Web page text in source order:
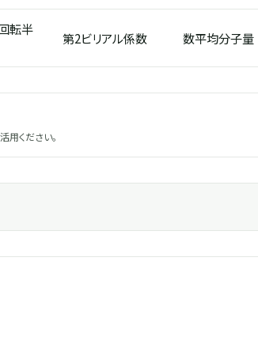
転半
第2ビリアル係数 数平均分子量
ください。